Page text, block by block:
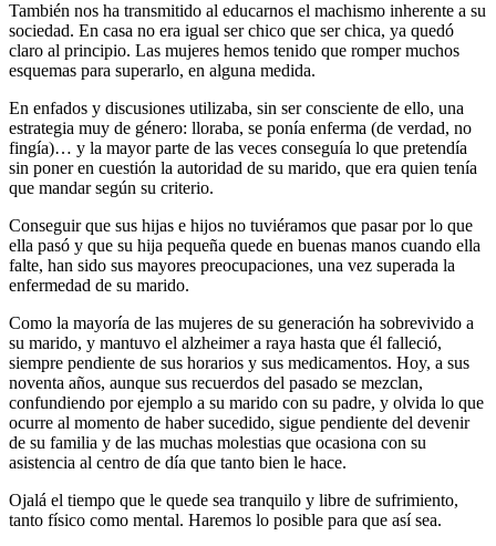
También nos ha transmitido al educarnos el machismo inherente a su
sociedad. En casa no era igual ser chico que ser chica, ya quedó
claro al principio. Las mujeres hemos tenido que romper muchos
esquemas para superarlo, en alguna medida.
En enfados y discusiones utilizaba, sin ser consciente de ello, una
estrategia muy de género: lloraba, se ponía enferma (de verdad, no
fingía)… y la mayor parte de las veces conseguía lo que pretendía
sin poner en cuestión la autoridad de su marido, que era quien tenía
que mandar según su criterio.
Conseguir que sus hijas e hijos no tuviéramos que pasar por lo que
ella pasó y que su hija pequeña quede en buenas manos cuando ella
falte, han sido sus mayores preocupaciones, una vez superada la
enfermedad de su marido.
Como la mayoría de las mujeres de su generación ha sobrevivido a
su marido, y mantuvo el alzheimer a raya hasta que él falleció,
siempre pendiente de sus horarios y sus medicamentos. Hoy, a sus
noventa años, aunque sus recuerdos del pasado se mezclan,
confundiendo por ejemplo a su marido con su padre, y olvida lo que
ocurre al momento de haber sucedido, sigue pendiente del devenir
de su familia y de las muchas molestias que ocasiona con su
asistencia al centro de día que tanto bien le hace.
Ojalá el tiempo que le quede sea tranquilo y libre de sufrimiento,
tanto físico como mental. Haremos lo posible para que así sea.